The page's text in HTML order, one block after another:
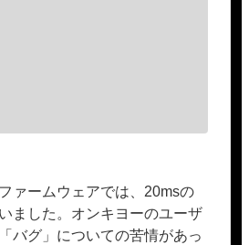
ァームウェアでは、20msの
ました。オンキヨーのユーザ
バグ」についての苦情があっ